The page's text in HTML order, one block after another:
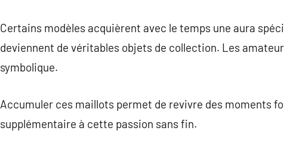
Certains modèles acquièrent avec le temps une aura
deviennent de véritables objets de collection. Les
symbolique.
Accumuler ces maillots permet de revivre des moments
supplémentaire à cette passion sans fin.